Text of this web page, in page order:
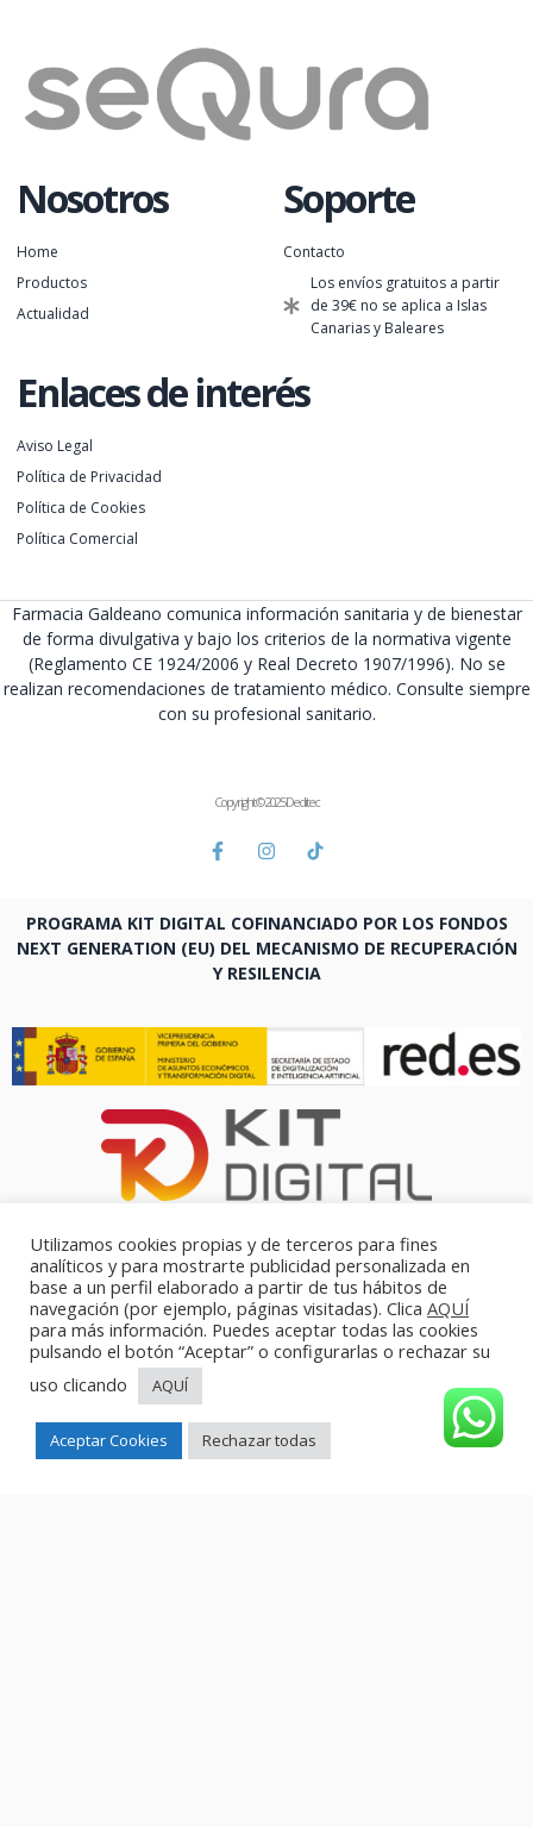
Nosotros
Home
Productos
Actualidad
Soporte
Contacto
Los envíos gratuitos a partir
de 39€ no se aplica a Islas
Canarias y Baleares
Enlaces de interés
Aviso Legal
Política de Privacidad
Política de Cookies
Política Comercial
Farmacia Galdeano comunica información sanitaria y de bienestar
de forma divulgativa y bajo los criterios de la normativa vigente
(Reglamento CE 1924/2006 y Real Decreto 1907/1996). No se
realizan recomendaciones de tratamiento médico. Consulte siempre
con su profesional sanitario.
Copyright © 2025 Deditec
PROGRAMA KIT DIGITAL COFINANCIADO POR LOS FONDOS
NEXT GENERATION (EU) DEL MECANISMO DE RECUPERACIÓN
Y RESILENCIA
Utilizamos cookies propias y de terceros para fines
analíticos y para mostrarte publicidad personalizada en
base a un perfil elaborado a partir de tus hábitos de
navegación (por ejemplo, páginas visitadas). Clica AQUÍ
para más información. Puedes aceptar todas las cookies
pulsando el botón “Aceptar” o configurarlas o rechazar su
uso clicando
AQUÍ
Aceptar Cookies Rechazar todas